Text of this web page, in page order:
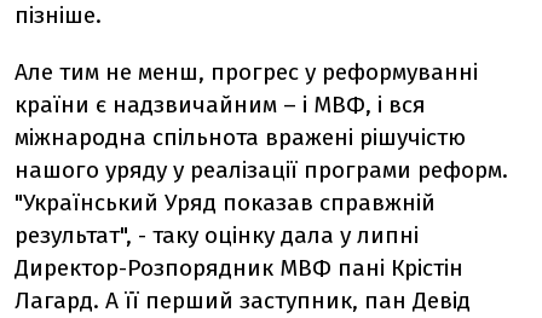
пізніше.
Але тим не менш, прогрес у реформуванні
країни є надзвичайним – і МВФ, і вся
міжнародна спільнота вражені рішучістю
нашого уряду у реалізації програми реформ.
"Український Уряд показав справжній
результат", - таку оцінку дала у липні
Директор-Розпорядник МВФ пані Крістін
Лагард. А її перший заступник, пан Девід